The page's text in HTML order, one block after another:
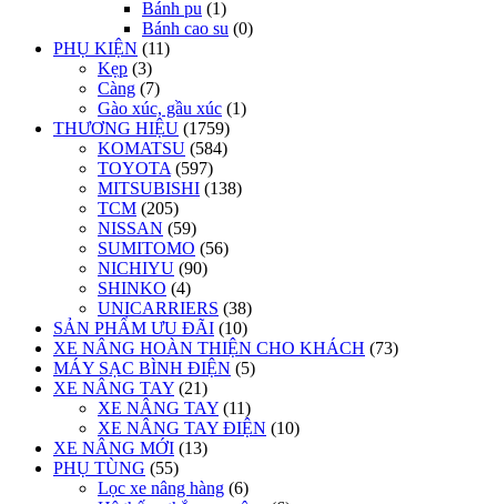
Bánh pu (1)
Bánh cao su (0)
PHỤ KIỆN (11)
Kẹp (3)
Càng (7)
Gào xúc, gầu xúc (1)
THƯƠNG HIỆU (1759)
KOMATSU (584)
TOYOTA (597)
MITSUBISHI (138)
TCM (205)
NISSAN (59)
SUMITOMO (56)
NICHIYU (90)
SHINKO (4)
UNICARRIERS (38)
SẢN PHẨM ƯU ĐÃI (10)
XE NÂNG HOÀN THIỆN CHO KHÁCH (73)
MÁY SẠC BÌNH ĐIỆN (5)
XE NÂNG TAY (21)
XE NÂNG TAY (11)
XE NÂNG TAY ĐIỆN (10)
XE NÂNG MỚI (13)
PHỤ TÙNG (55)
Lọc xe nâng hàng (6)